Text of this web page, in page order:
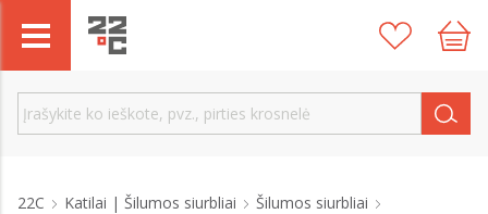
22C Katilai | Šilumos siurbliai
Šilumos siurbliai